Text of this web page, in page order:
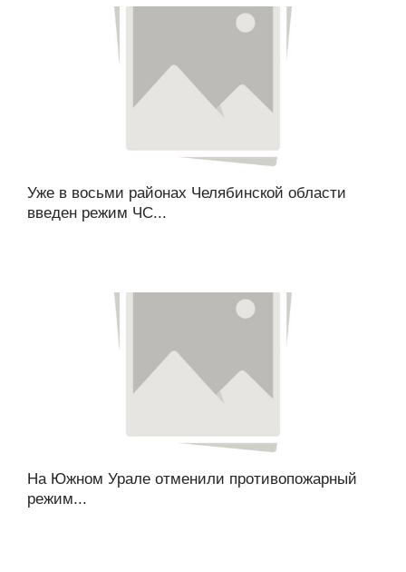
Уже в восьми районах Челябинской области
введен режим ЧС...
На Южном Урале отменили противопожарный
режим...